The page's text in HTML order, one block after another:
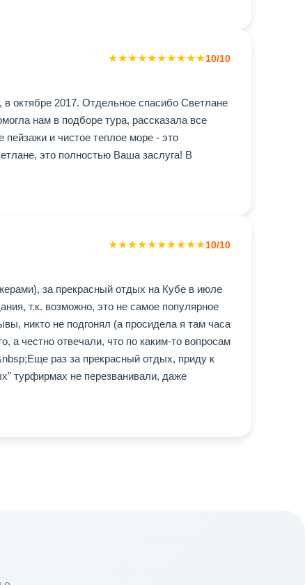
★★★★★★★★★★10/10
октябре 2017. Отдельное спасибо Светлане
нам в подборе тура, рассказала все
и чистое теплое море - это
это полностью Ваша заслуга! В
★★★★★★★★★★10/10
за прекрасный отдых на Кубе в июле
т.к. возможно, это не самое популярное
никто не подгонял (а просидела я там часа
а честно отвечали, что по каким-то вопросам
раз за прекрасный отдых, приду к
турфирмах не перезванивали, даже